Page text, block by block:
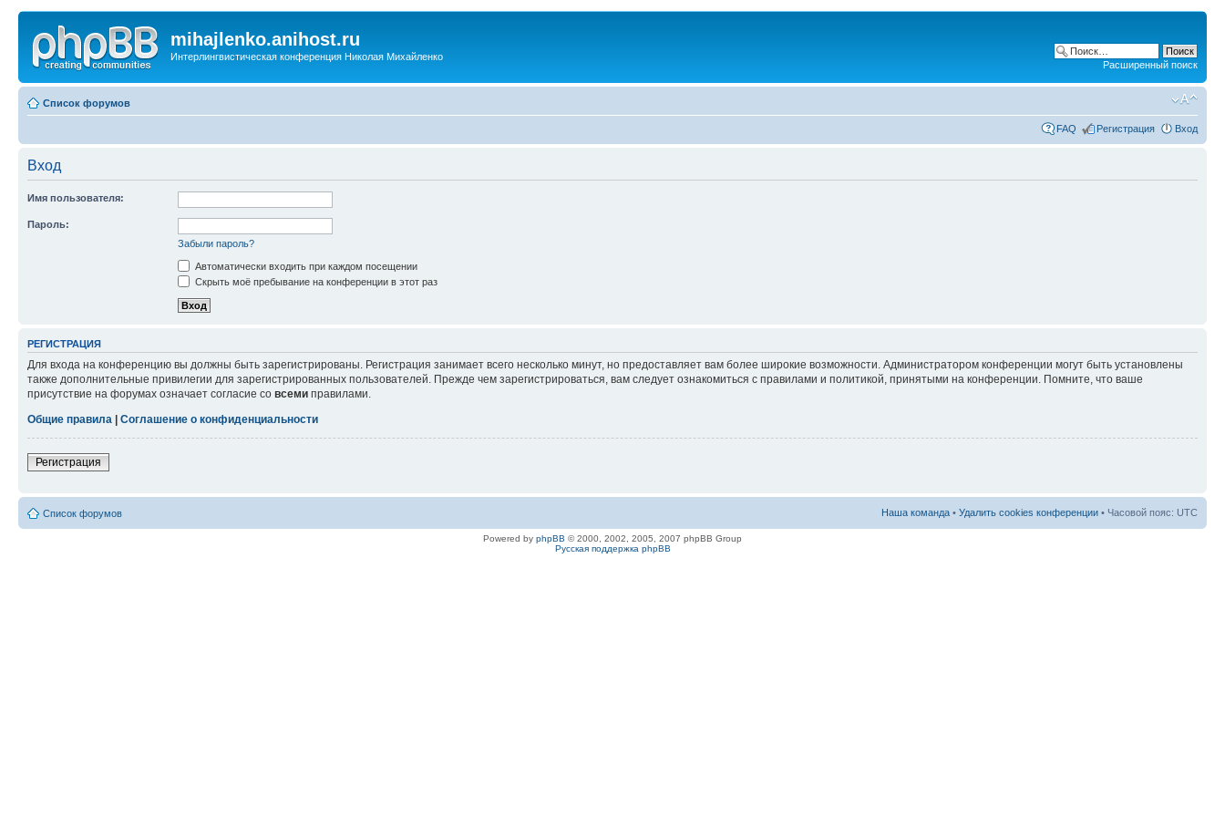
mihajlenko.anihost.ru
Интерлингвистическая конференция Николая Михайленко
Расширенный поиск
Список форумов
FAQ Регистрация Вход
Вход
Имя пользователя:
Пароль:
Забыли пароль?
Автоматически входить при каждом посещении
Скрыть моё пребывание на конференции в этот раз
РЕГИСТРАЦИЯ
Для входа на конференцию вы должны быть зарегистрированы. Регистрация занимает всего несколько минут, но предоставляет вам более широкие возможности. Администратором конференции могут быть установлены
также дополнительные привилегии для зарегистрированных пользователей. Прежде чем зарегистрироваться, вам следует ознакомиться с правилами и политикой, принятыми на конференции. Помните, что ваше
присутствие на форумах означает согласие со всеми правилами.
Общие правила
Соглашение о конфиденциальности
Регистрация
Список форумов Наша команда • Удалить cookies конференции • Часовой пояс: UTC
Powered by phpBB © 2000, 2002, 2005, 2007 phpBB Group
Русская поддержка phpBB